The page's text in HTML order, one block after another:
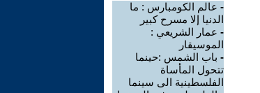
- عالم الكومبارس : ما
الدنيا إلا مسرح كبير
- عمار الشريعي :
الموسيقار
- باب الشمس :حينما
تتحول المأساة
الفلسطينية الى سينما